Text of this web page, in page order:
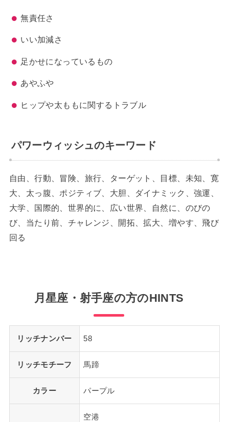
無責任さ
いい加減さ
足かせになっているもの
あやふや
ヒップや太ももに関するトラブル
パワーウィッシュのキーワード
自由、行動、冒険、旅行、ターゲット、目標、未知、寛
大、太っ腹、ポジティブ、大胆、ダイナミック、強運、
大学、国際的、世界的に、広い世界、自然に、のびの
び、当たり前、チャレンジ、開拓、拡大、増やす、飛び
回る
月星座・射手座の方のHINTS
リッチナンバー 58
リッチモチーフ 馬蹄
カラー パープル
空港